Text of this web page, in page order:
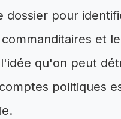
dossier pour
et
qu'on peut
politiques